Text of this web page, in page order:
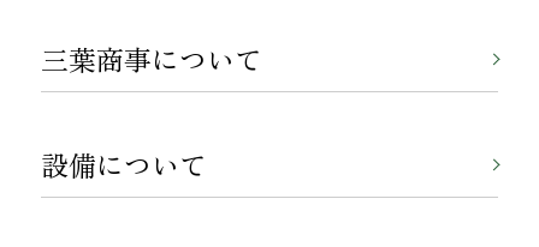
三葉商事について
設備について